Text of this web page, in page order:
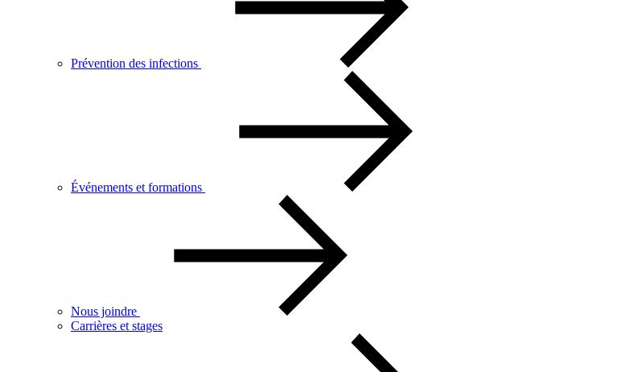
Prévention des infections
Événements et formations
Nous joindre
Carrières et stages